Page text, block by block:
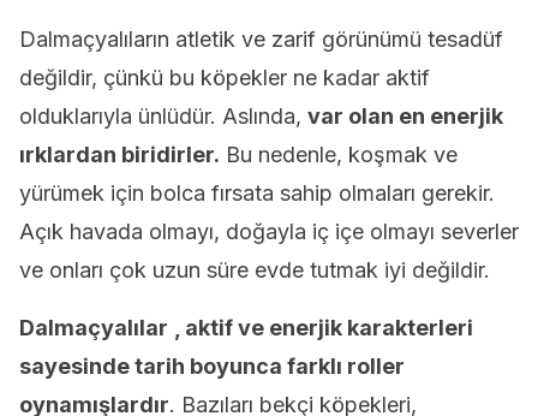
Dalmaçyalıların atletik ve zarif görünümü tesadüf
değildir, çünkü bu köpekler ne kadar aktif
olduklarıyla ünlüdür. Aslında, var olan en enerjik
ırklardan biridirler. Bu nedenle, koşmak ve
yürümek için bolca fırsata sahip olmaları gerekir.
Açık havada olmayı, doğayla iç içe olmayı severler
ve onları çok uzun süre evde tutmak iyi değildir.
Dalmaçyalılar
, aktif ve enerjik karakterleri
sayesinde tarih boyunca farklı roller
oynamışlardır. Bazıları bekçi köpekleri,